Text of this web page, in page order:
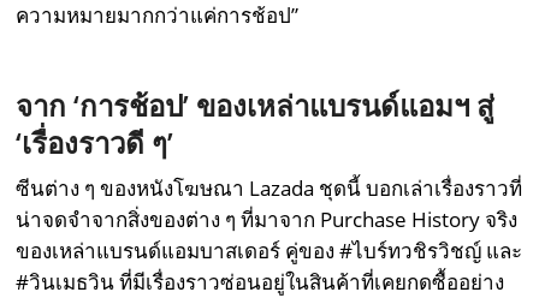
ความหมายมากกว่าแค่การช้อป”
จาก ‘การช้อป’ ของเหล่าแบรนด์แอมฯ สู่
‘เรื่องราวดี ๆ’
ซีนต่าง ๆ ของหนังโฆษณา Lazada ชุดนี้ บอกเล่าเรื่องราวที่
น่าจดจำจากสิ่งของต่าง ๆ ที่มาจาก Purchase History จริง
ของเหล่าแบรนด์แอมบาสเดอร์ คู่ของ #ไบร์ทวชิรวิชญ์ และ
#วินเมธวิน ที่มีเรื่องราวซ่อนอยู่ในสินค้าที่เคยกดซื้ออย่าง